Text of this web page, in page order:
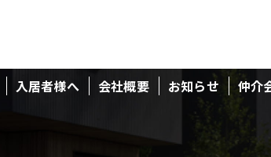
入居者様へ 会社概要 お知らせ 仲介